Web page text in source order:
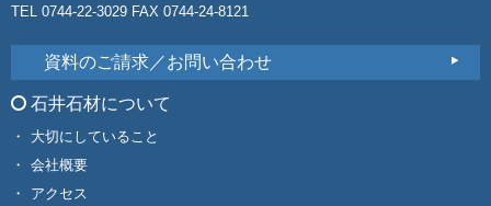
TEL 0744-22-3029 FAX 0744-24-8121
資料のご請求／お問い合わせ
石井石材について
大切にしていること
会社概要
アクセス